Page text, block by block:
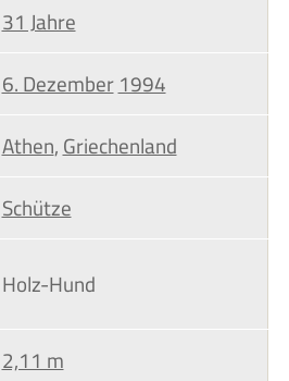
31 Jahre
6. Dezember1994
Athen,Griechenland
Schütze
Holz-Hund
2,11 m